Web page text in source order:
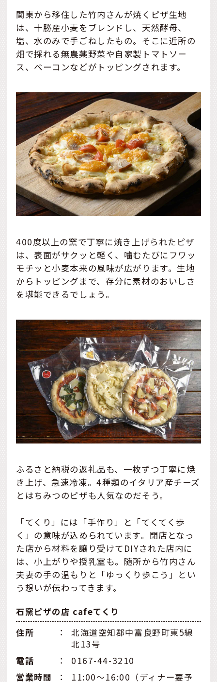
関東から移住した竹内さんが焼くピザ生地
は、十勝産小麦をブレンドし、天然酵母、
塩、水のみで手ごねしたもの。そこに近所の
畑で採れる無農薬野菜や自家製トマトソー
ス、ベーコンなどがトッピングされます。
400度以上の窯で丁寧に焼き上げられたピザ
は、表面がサクッと軽く、噛むたびにフワッ
モチッと小麦本来の風味が広がります。生地
からトッピングまで、存分に素材のおいしさ
を堪能できるでしょう。
ふるさと納税の返礼品も、一枚ずつ丁寧に焼
き上げ、急速冷凍。4種類のイタリア産チーズ
とはちみつのピザも人気なのだそう。
「てくり」には「手作り」と「てくてく歩
く」の意味が込められています。閉店となっ
た店から材料を譲り受けてDIYされた店内に
は、小上がりや授乳室も。随所から竹内さん
夫妻の手の温もりと「ゆっくり歩こう」とい
う想いが伝わってきます。
石窯ピザの店 cafeてくり
住所
：
北海道空知郡中富良野町東5線
北13号
電話
：
0167-44-3210
営業時間
： 11:00～16:00（ディナー要予